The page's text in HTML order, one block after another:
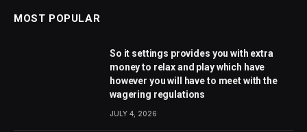
MOST POPULAR
So it settings provides you with extra
money to relax and play which have
however you will have to meet with the
wagering regulations
JULY 4, 2026